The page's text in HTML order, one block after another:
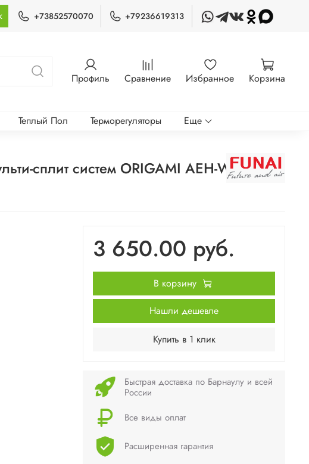
+73852570070 +79236619313
Профиль Сравнение Избранное Корзина
Теплый Пол Терморегуляторы
Еще
сплит систем ORIGAMI AEH-W4G1F
3 650.00 руб.
В корзину
Нашли дешевле
Купить в 1 клик
Быстрая доставка по Барнаулу и всей
России
Все виды оплат
Расширенная гарантия